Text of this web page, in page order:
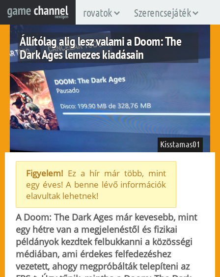
rovatok Szerencsejáték
Állítólag alig lesz valami a Doom: The
Dark Ages lemezes kiadásain
ps5 xboxsx
Kisstamas01
Figyelem! Ez a hír már több, mint
egy éves! A benne lévő információk
elavultak lehetnek!
A Doom: The Dark Ages már kevesebb, mint
egy hétre van a megjelenéstől és fizikai
példányok kezdtek felbukkanni a közösségi
médiában, ami érdekes felfedezéshez
vezetett, ahogy megpróbálták telepíteni az